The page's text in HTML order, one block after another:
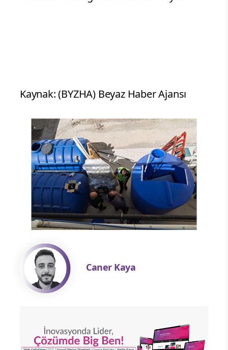
Kaynak: (BYZHA) Beyaz Haber Ajansı
Caner Kaya